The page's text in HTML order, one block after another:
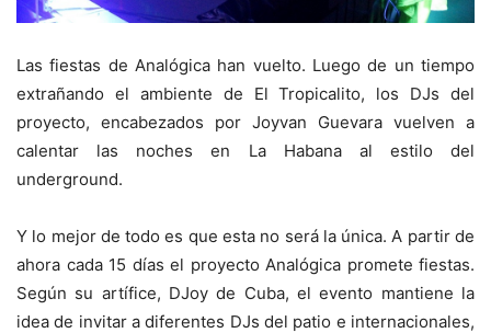
Las fiestas de Analógica han vuelto. Luego de un tiempo
extrañando el ambiente de El Tropicalito, los DJs del
proyecto, encabezados por Joyvan Guevara vuelven a
calentar las noches en La Habana al estilo del
underground.
Y lo mejor de todo es que esta no será la única. A partir de
ahora cada 15 días el proyecto Analógica promete fiestas.
Según su artífice, DJoy de Cuba, el evento mantiene la
idea de invitar a diferentes DJs del patio e internacionales,